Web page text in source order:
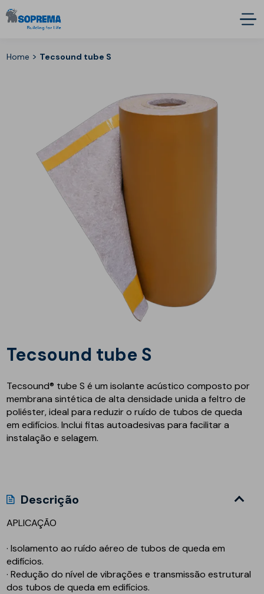
Home > Tecsound tube S
Tecsound tube S
Tecsound® tube S é um isolante acústico composto por
membrana sintética de alta densidade unida a feltro de
poliéster, ideal para reduzir o ruído de tubos de queda
em edifícios. Inclui fitas autoadesivas para facilitar a
instalação e selagem.
Descrição
APLICAÇÃO
· Isolamento ao ruído aéreo de tubos de queda em
edifícios.
· Redução do nível de vibrações e transmissão estrutural
dos tubos de queda em edifícios.